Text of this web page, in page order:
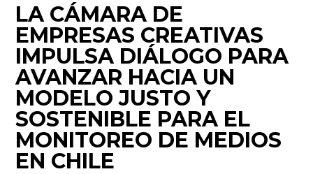
LA CÁMARA DE
EMPRESAS CREATIVAS
IMPULSA DIÁLOGO PARA
AVANZAR HACIA UN
MODELO JUSTO Y
SOSTENIBLE PARA EL
MONITOREO DE MEDIOS
EN CHILE